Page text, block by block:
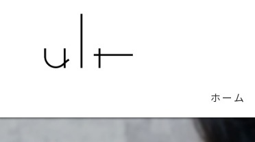
ホーム